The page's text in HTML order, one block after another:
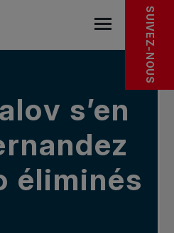
SUIVEZ-NOUS
s’en
éliminés